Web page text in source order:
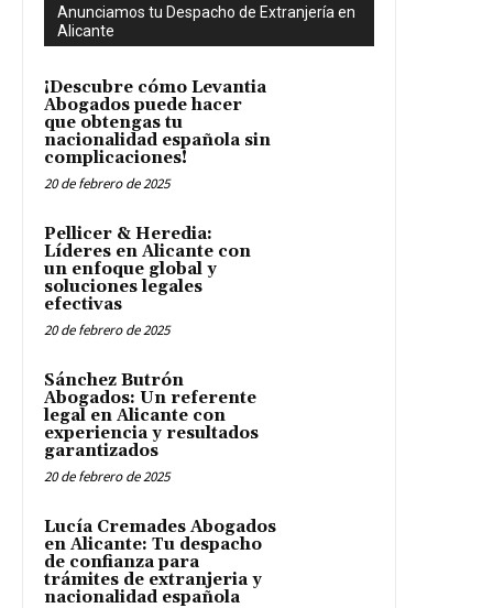
Anunciamos tu Despacho de Extranjería en
Alicante
¡Descubre cómo Levantia
Abogados puede hacer
que obtengas tu
nacionalidad española sin
complicaciones!
20 de febrero de 2025
Pellicer & Heredia:
Líderes en Alicante con
un enfoque global y
soluciones legales
efectivas
20 de febrero de 2025
Sánchez Butrón
Abogados: Un referente
legal en Alicante con
experiencia y resultados
garantizados
20 de febrero de 2025
Lucía Cremades Abogados
en Alicante: Tu despacho
de confianza para
trámites de extranjeria y
nacionalidad española